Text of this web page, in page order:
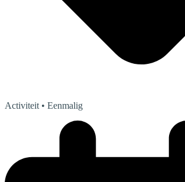
Activiteit • Eenmalig